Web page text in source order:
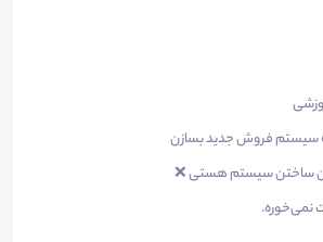
سیستم فروش جدید بسازن
ساختن سیستم هستی ❌
نمی‌خوره.